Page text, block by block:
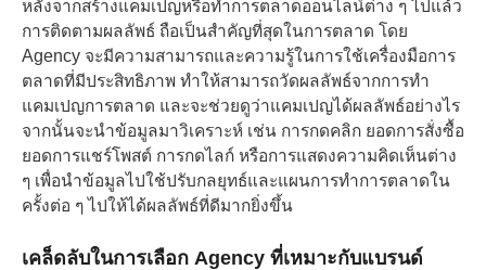
หลังจากสร้างแคมเปญหรือทำการตลาดออนไลน์ต่าง ๆ ไปแล้ว
การติดตามผลลัพธ์ ถือเป็นสำคัญที่สุดในการตลาด โดย
Agency จะมีความสามารถและความรู้ในการใช้เครื่องมือการ
ตลาดที่มีประสิทธิภาพ ทำให้สามารถวัดผลลัพธ์จากการทำ
แคมเปญการตลาด และจะช่วยดูว่าแคมเปญได้ผลลัพธ์อย่างไร
จากนั้นจะนำข้อมูลมาวิเคราะห์ เช่น การกดคลิก ยอดการสั่งซื้อ
ยอดการแชร์โพสต์ การกดไลก์ หรือการแสดงความคิดเห็นต่าง
ๆ เพื่อนำข้อมูลไปใช้ปรับกลยุทธ์และแผนการทำการตลาดใน
ครั้งต่อ ๆ ไปให้ได้ผลลัพธ์ที่ดีมากยิ่งขึ้น
เคล็ดลับในการเลือก Agency ที่เหมาะกับแบรนด์